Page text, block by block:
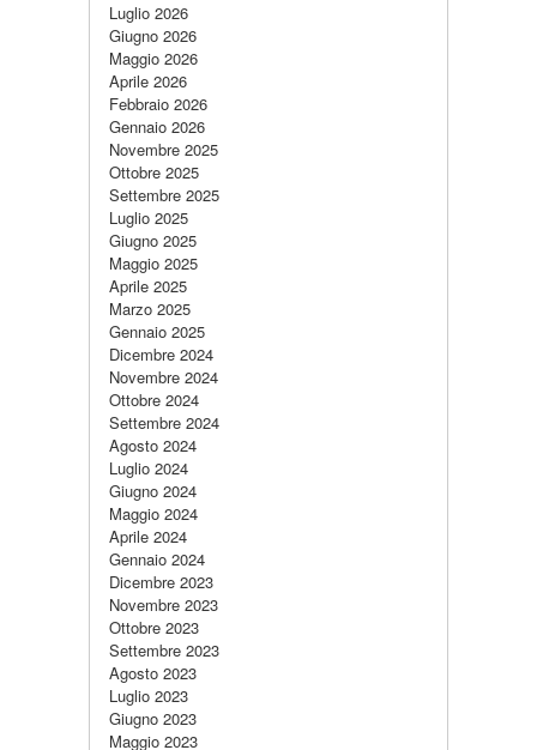
Luglio 2026
Giugno 2026
Maggio 2026
Aprile 2026
Febbraio 2026
Gennaio 2026
Novembre 2025
Ottobre 2025
Settembre 2025
Luglio 2025
Giugno 2025
Maggio 2025
Aprile 2025
Marzo 2025
Gennaio 2025
Dicembre 2024
Novembre 2024
Ottobre 2024
Settembre 2024
Agosto 2024
Luglio 2024
Giugno 2024
Maggio 2024
Aprile 2024
Gennaio 2024
Dicembre 2023
Novembre 2023
Ottobre 2023
Settembre 2023
Agosto 2023
Luglio 2023
Giugno 2023
Maggio 2023